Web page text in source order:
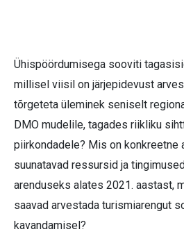
Ühispöördumisega sooviti
millisel viisil on järjepidevust
tõrgeteta üleminek seniselt
DMO mudelile, tagades riikliku
piirkondadele? Mis on konkreetne
suunatavad ressursid ja
arenduseks alates 2021. aastast,
saavad arvestada turismiarengut
kavandamisel?